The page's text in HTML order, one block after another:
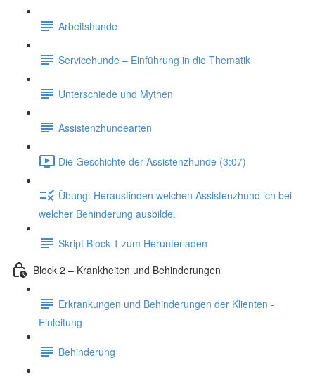
Arbeitshunde
Servicehunde – Einführung in die Thematik
Unterschiede und Mythen
Assistenzhundearten
Die Geschichte der Assistenzhunde (3:07)
Übung: Herausfinden welchen Assistenzhund ich bei
welcher Behinderung ausbilde.
Skript Block 1 zum Herunterladen
Block 2 – Krankheiten und Behinderungen
Erkrankungen und Behinderungen der Klienten -
Einleitung
Behinderung